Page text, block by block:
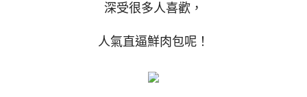
深受很多人喜歡，
人氣直逼鮮肉包呢！